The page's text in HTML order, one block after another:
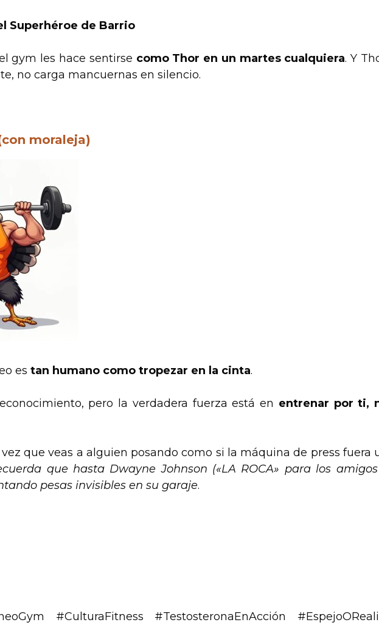
Superhéroe de Barrio
gym les hace sentirse como Thor en un martes cualquiera. Y
no carga mancuernas en silencio.
moraleja)
es tan humano como tropezar en la cinta.
pero la verdadera fuerza está en entrenar por ti,
que veas a alguien posando como si la máquina de press fuera
que hasta Dwayne Johnson («LA ROCA» para los
pesas invisibles en su garaje.
#CulturaFitness #TestosteronaEnAcción